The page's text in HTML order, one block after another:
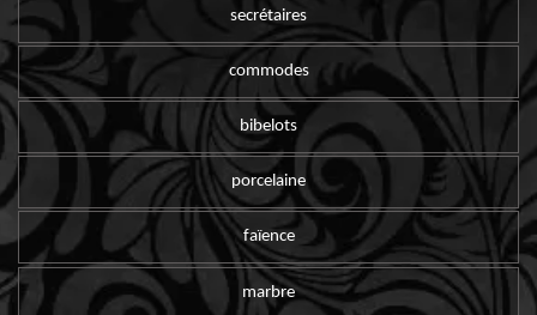
secrétaires
commodes
bibelots
porcelaine
faïence
marbre